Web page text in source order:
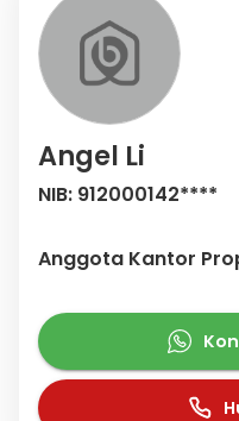
Angel Li
NIB: 912000142****
Anggota Kantor